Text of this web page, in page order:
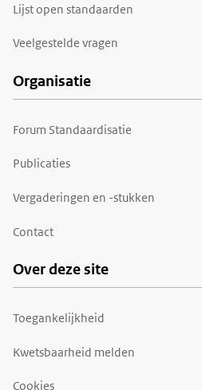
Lijst open standaarden
Veelgestelde vragen
Organisatie
Forum Standaardisatie
Publicaties
Vergaderingen en -stukken
Contact
Over deze site
Toegankelijkheid
Kwetsbaarheid melden
Cookies